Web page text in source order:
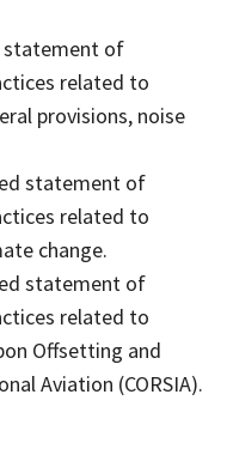
statement of
related to
provisions, noise
statement of
related to
change.
statement of
related to
Offsetting and
Aviation (CORSIA).